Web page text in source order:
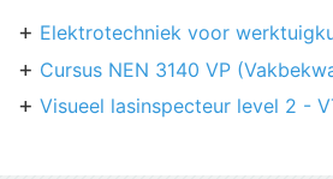
Elektrotechniek voor
Cursus NEN 3140 VP
Visueel lasinspecteur level 2 -